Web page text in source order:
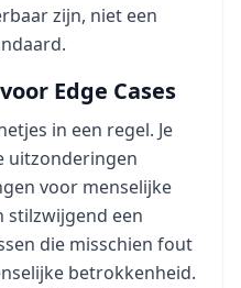
zijn, niet een
Edge Cases
in een regel. Je
uitzonderingen
voor menselijke
stilzwijgend een
die misschien fout
betrokkenheid.